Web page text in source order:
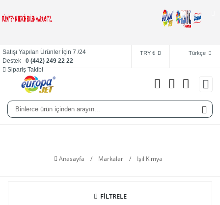
Satışı Yapılan Ürünler İçin 7 /24
Destek 0 (442) 249 22 22
Sipariş Takibi
TRY ₺ Türkçe
Anasayfa / Markalar / Işıl Kimya
FİLTRELE